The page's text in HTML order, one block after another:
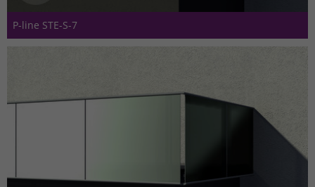
P-line STE-S-7